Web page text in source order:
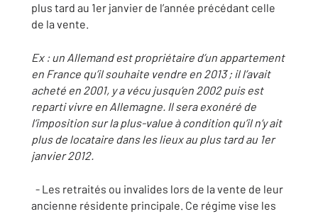
plus tard au 1er janvier de l’année précédant celle
de la vente.
Ex : un Allemand est propriétaire d’un appartement
en France qu’il souhaite vendre en 2013 ; il l’avait
acheté en 2001, y a vécu jusqu’en 2002 puis est
reparti vivre en Allemagne. Il sera exonéré de
l’imposition sur la plus-value à condition qu’il n’y ait
plus de locataire dans les lieux au plus tard au 1er
janvier 2012.
- Les retraités ou invalides lors de la vente de leur
ancienne résidente principale. Ce régime vise les